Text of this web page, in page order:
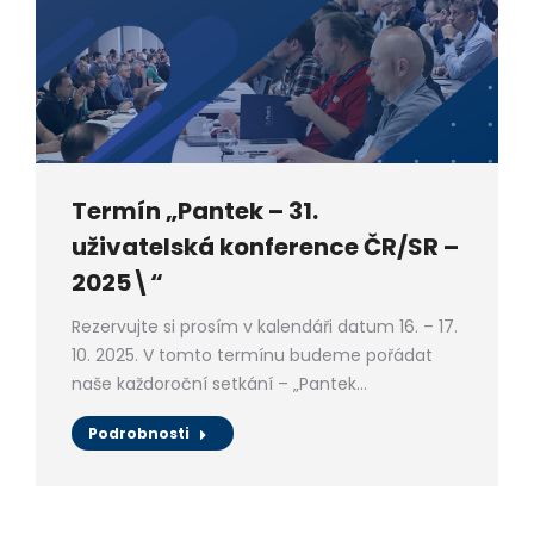
Termín „Pantek – 31.
uživatelská konference ČR/SR –
2025\“
Rezervujte si prosím v kalendáři datum 16. – 17.
10. 2025. V tomto termínu budeme pořádat
naše každoroční setkání – „Pantek…
Podrobnosti